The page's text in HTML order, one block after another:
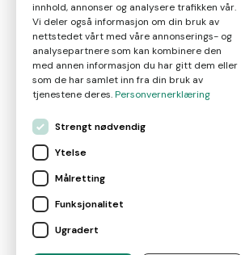
Nyheter
Om oss
innhold, annonser og analysere trafikken vår.
Vi deler også informasjon om din bruk av
nettstedet vårt med våre annonserings- og
analysepartnere som kan kombinere den
med annen informasjon du har gitt dem eller
som de har samlet inn fra din bruk av
tjenestene deres.Personvernerklæring
Strengt nødvendig
Ytelse
Målretting
Funksjonalitet
Ugradert